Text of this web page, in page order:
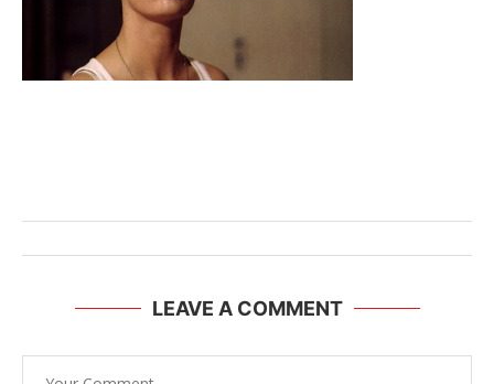
LEAVE A COMMENT